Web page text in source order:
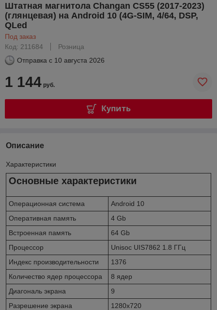
Штатная магнитола Changan CS55 (2017-2023)
(глянцевая) на Android 10 (4G-SIM, 4/64, DSP,
QLed
Под заказ
Код: 211684
Розница
Отправка с 10 августа 2026
1 144 руб.
Купить
Описание
Характеристики
Основные характеристики
Операционная система
Android 10
Оперативная память
4 Gb
Встроенная память
64 Gb
Процессор
Unisoc UIS7862 1.8 ГГц
Индекс производительности
1376
Количество ядер процессора
8 ядер
Диагональ экрана
9
Разрешение экрана
1280x720